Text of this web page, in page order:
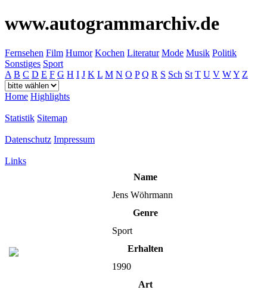
www.autogrammarchiv.de
Fernsehen Film Humor Kochen Literatur Mode Musik Politik
Sonstiges Sport
A B C D E F G H I J K L M N O P Q R S Sch St T U V WY Z
Home Highlights
Statistik Sitemap
Datenschutz Impressum
Links
Name
Jens Wöhrmann
Genre
Sport
Erhalten
1990
Art